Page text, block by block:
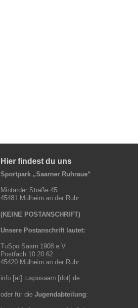
Hier findest du uns
Sportpark „Saarner Ruhraue“
Mintarder Straße 45
45481 Mülheim an der Ruhr
(KEINE POSTANSCHRIFT)
Unsere Postanschrift lautet:
TuSpo Saarn 1908 e.V.
Postfach 10 20 62
45420 Mülheim an der Ruhr
info [at] tusposaarn [dot] de
oder für die Jugendabteilung: